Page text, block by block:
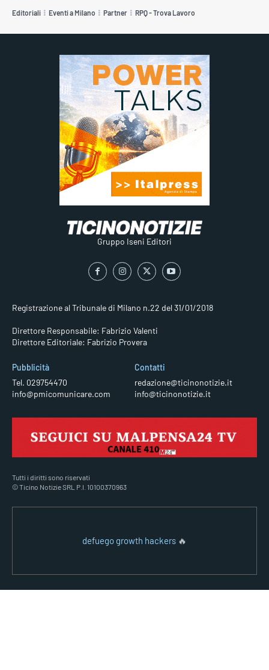
Editoriali Eventi a Milano Partner RPQ - Trova Lavoro
Gruppo Iseni Editori
Registrazione al Tribunale di Milano n.22 del 31/01/2018
Direttore Responsabile: Fabrizio Valenti
Direttore Editoriale: Fabrizio Provera
Pubblicità
Tel. 029754470
info@pmicomunicare.com
Contatti
redazione@ticinonotizie.it
info@ticinonotizie.it
Tutti i diritti sono riservati
© Ticino Notizie SRL P.I. 10100370963
defuego growth hackers 🔥